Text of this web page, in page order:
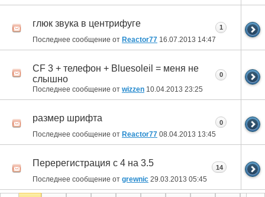
глюк звука в центрифуге
Последнее сообщение от Reactor77 16.07.2013 14:47
1
CF 3 + телефон + Bluesoleil = меня не
слышно
Последнее сообщение от wizzen 10.04.2013 23:25
0
размер шрифта
Последнее сообщение от Reactor77 08.04.2013 13:45
0
Перерегистрация с 4 на 3.5
Последнее сообщение от grewnic 29.03.2013 05:45
14